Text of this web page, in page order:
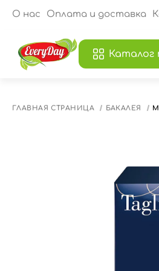
О нас Оплата и доставка
Каталог
ГЛАВНАЯ СТРАНИЦА БАКАЛЕЯ